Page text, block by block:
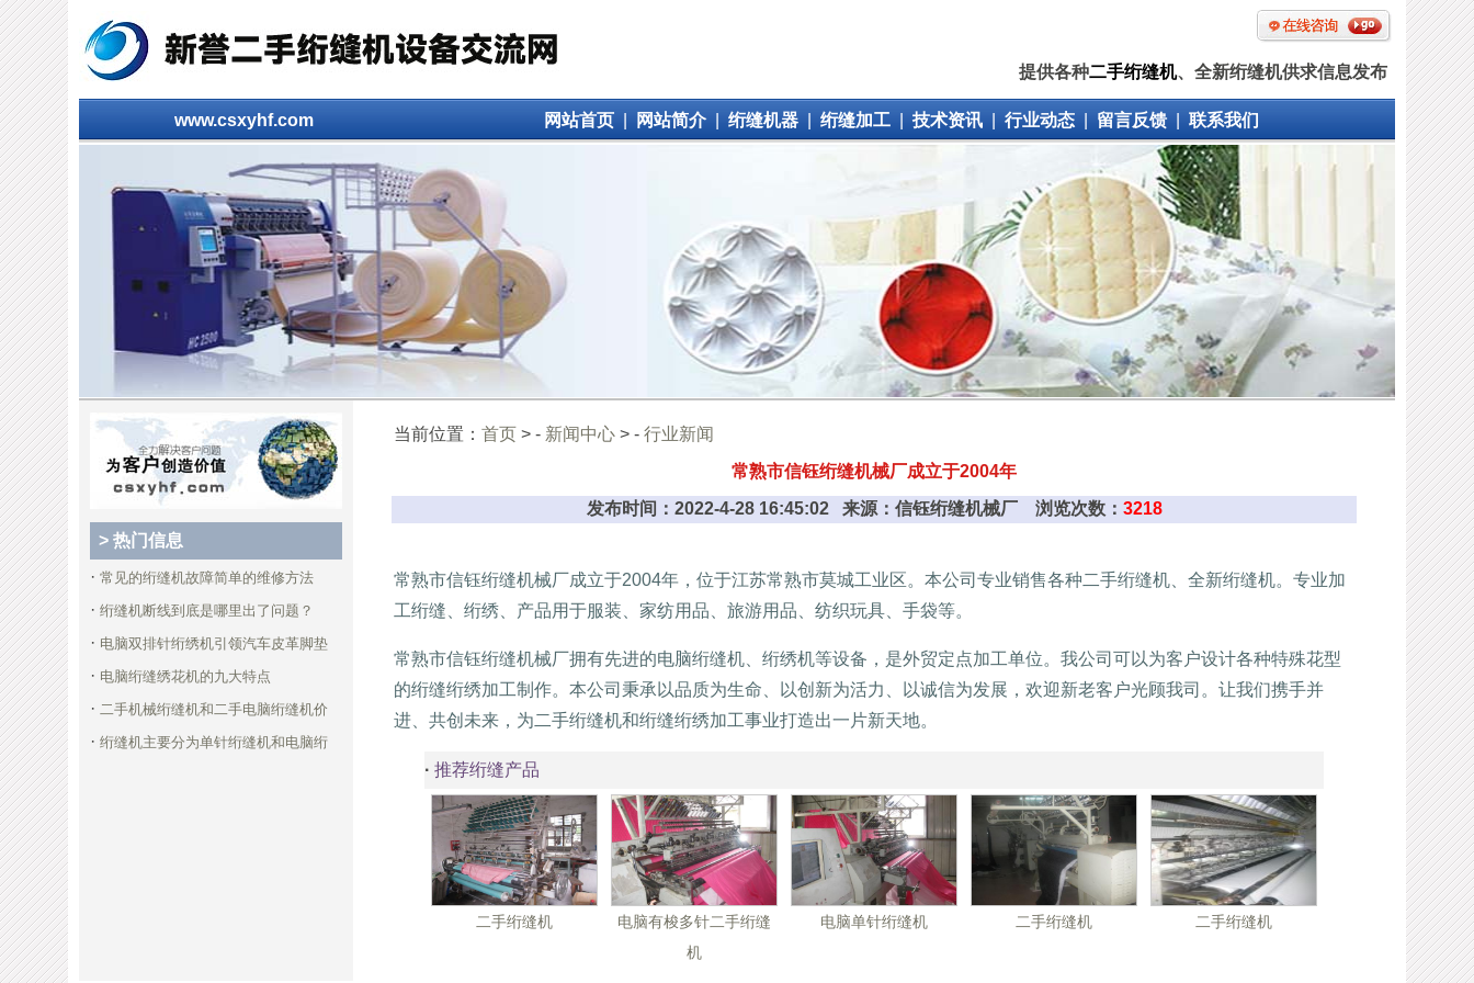
提供各种二手绗缝机、全新绗缝机供求信息发布
www.csxyhf.com 网站首页 网站简介| 绗缝机器 绗缝加工 |技术资讯 行业动态 留言反馈| 联系我们
> 热门信息
· 常见的绗缝机故障简单的维修方法
· 绗缝机断线到底是哪里出了问题？
· 电脑双排针绗绣机引领汽车皮革脚垫
· 电脑绗缝绣花机的九大特点
· 二手机械绗缝机和二手电脑绗缝机价
· 绗缝机主要分为单针绗缝机和电脑绗
当前位置： 首页 > - 新闻中心 > - 行业新闻
常熟市信钰绗缝机械厂成立于2004年
发布时间：2022-4-28 16:45:02 来源：信钰绗缝机械厂 浏览次数： 3218
常熟市信钰绗缝机械厂成立于2004年，位于江苏常熟市莫城工业区。本公司专业销售各种二手绗缝机、全新绗缝机。专业加
工绗缝、绗绣、产品用于服装、家纺用品、旅游用品、纺织玩具、手袋等。
常熟市信钰绗缝机械厂拥有先进的电脑绗缝机、绗绣机等设备，是外贸定点加工单位。我公司可以为客户设计各种特殊花型
的绗缝绗绣加工制作。本公司秉承以品质为生命、以创新为活力、以诚信为发展，欢迎新老客户光顾我司。让我们携手并
进、共创未来，为二手绗缝机和绗缝绗绣加工事业打造出一片新天地。
· 推荐绗缝产品
二手绗缝机
电脑有梭多针二手绗缝
机
电脑单针绗缝机 二手绗缝机 二手绗缝机